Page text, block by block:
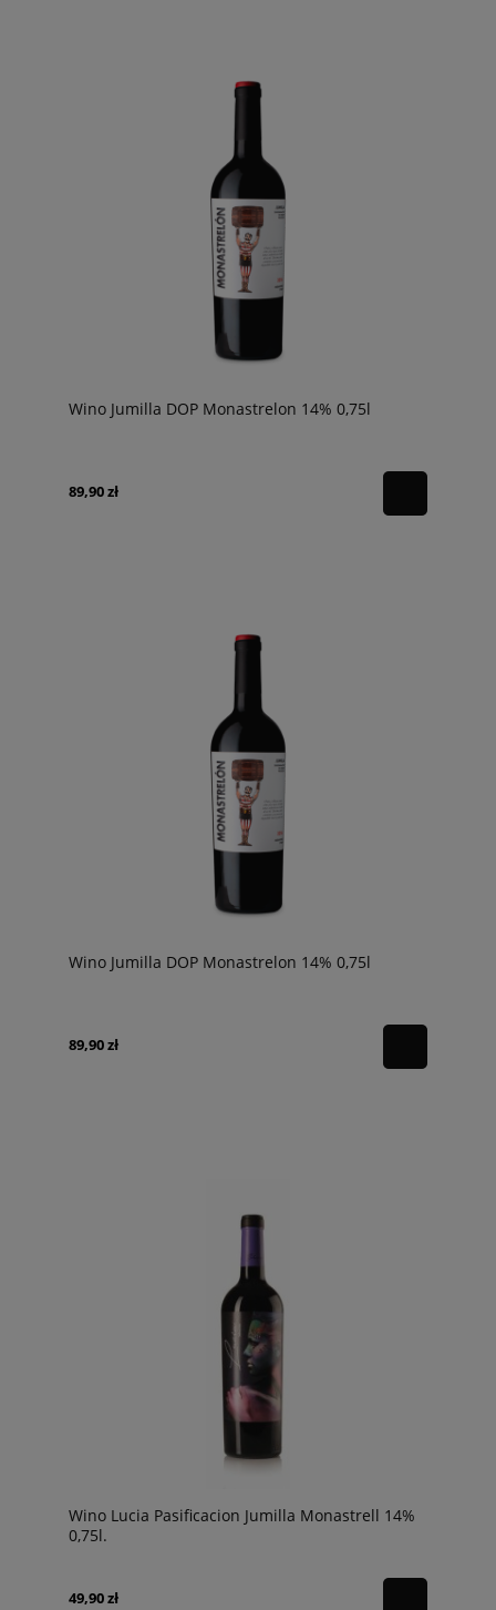
Wino Jumilla DOP Monastrelon 14% 0,75l
89,90 zł
Wino Jumilla DOP Monastrelon 14% 0,75l
89,90 zł
Wino Lucia Pasificacion Jumilla Monastrell 14%
0,75l.
49,90 zł